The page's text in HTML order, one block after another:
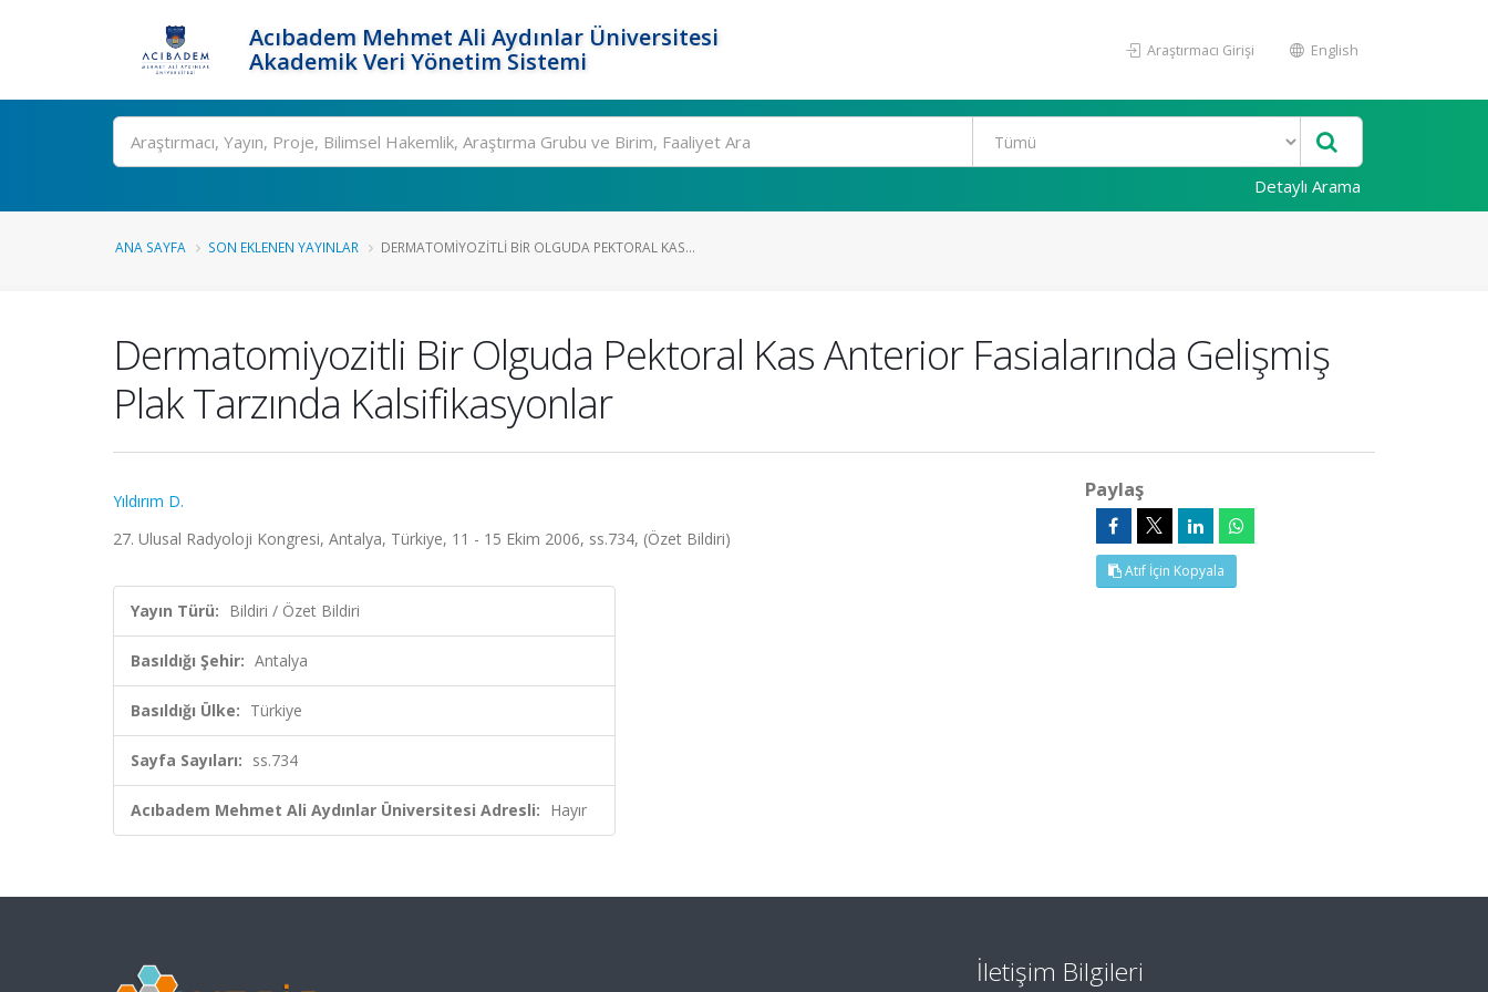
Acıbadem Mehmet Ali Aydınlar Üniversitesi
Akademik Veri Yönetim Sistemi
Araştırmacı Girişi English
Ara
Detaylı Arama
ANA SAYFA SON EKLENEN YAYINLAR DERMATOMIYOZITLI BIR OLGUDA PEKTORAL KAS...
Dermatomiyozitli Bir Olguda Pektoral Kas Anterior Fasialarında Gelişmiş
Plak Tarzında Kalsifikasyonlar
Yıldırım D.
27. Ulusal Radyoloji Kongresi, Antalya, Türkiye, 11 - 15 Ekim 2006, ss.734, (Özet Bildiri)
Yayın Türü: Bildiri / Özet Bildiri
Basıldığı Şehir: Antalya
Basıldığı Ülke: Türkiye
Sayfa Sayıları: ss.734
Acıbadem Mehmet Ali Aydınlar Üniversitesi Adresli: Hayır
Paylaş
Atıf İçin Kopyala
İletişim Bilgileri